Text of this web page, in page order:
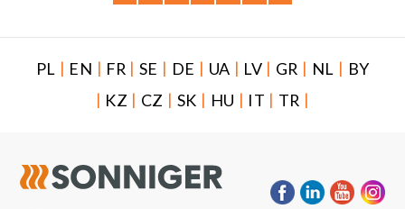
PL | EN | FR | SE | DE | UA | LV | GR | NL | BY
| KZ | CZ | SK | HU | IT | TR |